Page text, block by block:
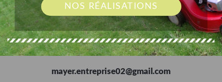
NOS RÉALISATIONS
mayer.entreprise02@gmail.com